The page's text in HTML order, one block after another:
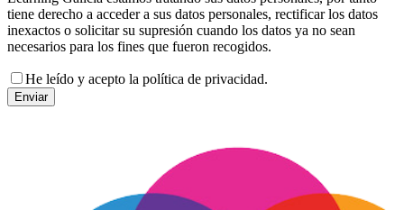
tiene derecho a acceder a sus datos personales, rectificar los datos
inexactos o solicitar su supresión cuando los datos ya no sean
necesarios para los fines que fueron recogidos.
He leído y acepto la política de privacidad.
Enviar